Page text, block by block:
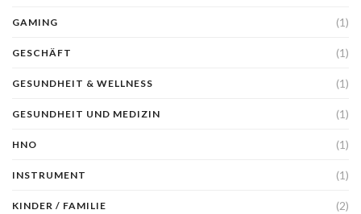
GAMING (1)
GESCHÄFT (1)
GESUNDHEIT & WELLNESS (1)
GESUNDHEIT UND MEDIZIN (1)
HNO (1)
INSTRUMENT (1)
KINDER / FAMILIE (2)